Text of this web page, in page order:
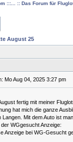
:::... :: Das Forum für
August 25
Mo Aug 04, 2025 3:27 pm
fertig mit meiner
hat mich die ganze
Langen. Mit dem Auto ist
WGgesucht Anzeige:
Anzeige bei WG-Gesucht